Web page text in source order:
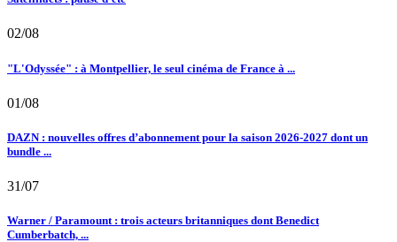
02/08
"L'Odyssée" : à Montpellier, le seul cinéma de France à ...
01/08
DAZN : nouvelles offres d’abonnement pour la saison 2026-2027 dont un
bundle ...
31/07
Warner / Paramount : trois acteurs britanniques dont Benedict
Cumberbatch, ...